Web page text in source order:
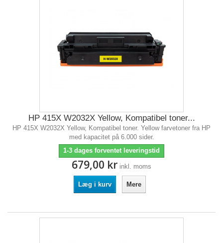
HP 415X W2032X Yellow, Kompatibel toner...
HP 415X W2032X Yellow, Kompatibel toner. Yellow farvetoner fra HP
med kapacitet på 6.000 sider.
1-3 dages forventet leveringstid
679,00 kr inkl. moms
Læg i kurv Mere